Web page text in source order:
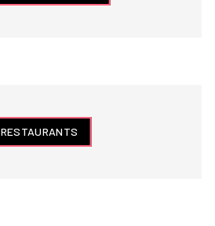
RESTAURANTS